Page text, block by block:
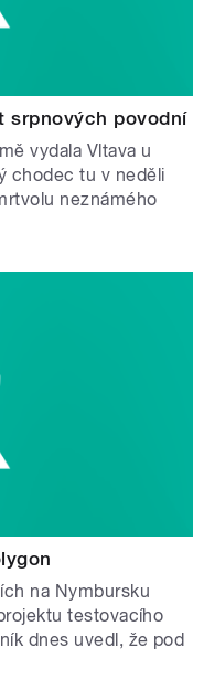
srpnových povodní
vydala Vltava u
chodec tu v neděli
neznámého
na Nymbursku
testovacího
dnes uvedl, že pod